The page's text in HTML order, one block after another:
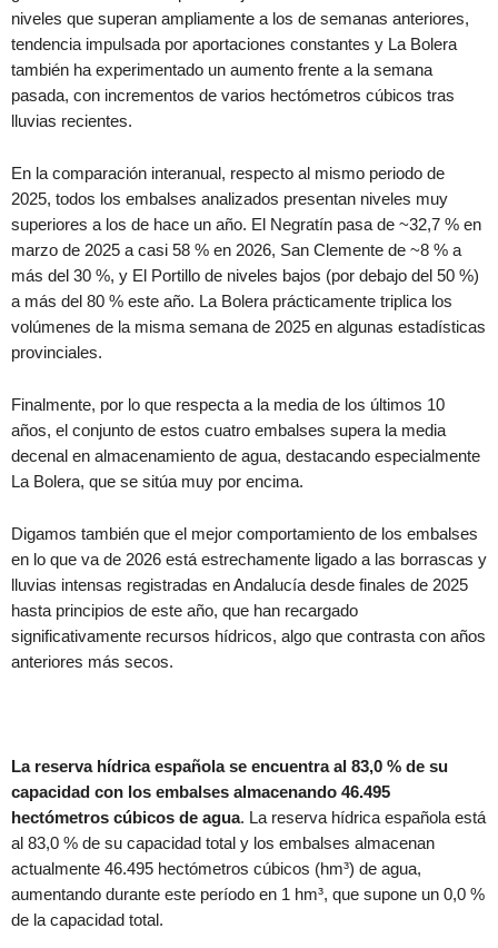
niveles que superan ampliamente a los de semanas anteriores,
tendencia impulsada por aportaciones constantes y La Bolera
también ha experimentado un aumento frente a la semana
pasada, con incrementos de varios hectómetros cúbicos tras
lluvias recientes.
En la comparación interanual, respecto al mismo periodo de
2025, todos los embalses analizados presentan niveles muy
superiores a los de hace un año. El Negratín pasa de ~32,7 % en
marzo de 2025 a casi 58 % en 2026, San Clemente de ~8 % a
más del 30 %, y El Portillo de niveles bajos (por debajo del 50 %)
a más del 80 % este año. La Bolera prácticamente triplica los
volúmenes de la misma semana de 2025 en algunas estadísticas
provinciales.
Finalmente, por lo que respecta a la media de los últimos 10
años, el conjunto de estos cuatro embalses supera la media
decenal en almacenamiento de agua, destacando especialmente
La Bolera, que se sitúa muy por encima.
Digamos también que el mejor comportamiento de los embalses
en lo que va de 2026 está estrechamente ligado a las borrascas y
lluvias intensas registradas en Andalucía desde finales de 2025
hasta principios de este año, que han recargado
significativamente recursos hídricos, algo que contrasta con años
anteriores más secos.
La reserva hídrica española se encuentra al 83,0 % de su
capacidad con los embalses almacenando 46.495
hectómetros cúbicos de agua. La reserva hídrica española está
al 83,0 % de su capacidad total y los embalses almacenan
actualmente 46.495 hectómetros cúbicos (hm³) de agua,
aumentando durante este período en 1 hm³, que supone un 0,0 %
de la capacidad total.